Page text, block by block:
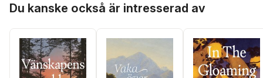
Du kanske också är intresserad av